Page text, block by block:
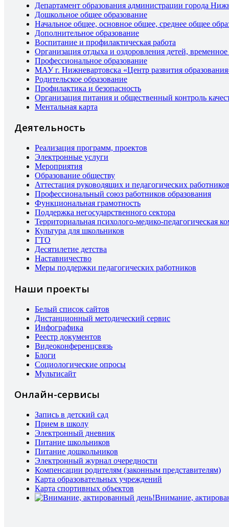
Департамент образования администрации города
Дошкольное общее образование
Начальное общее, основное общее, среднее общее
Дополнительное образование
Воспитание и профилактическая работа
Организация отдыха и оздоровления детей,
Профессиональное образование
МАУ г. Нижневартовска «Центр развития
Родительское образование
Профилактика и безопасность
Организация питания и общественный контроль
Ментальная карта
Деятельность
Реализация программ, проектов
Электронные услуги
Мероприятия
Образование обществу
Аттестация руководящих и педагогических работников
Профессиональный союз работников образования
Функциональная грамотность
Поддержка негосударственного сектора
Территориальная психолого-медико-педагогическая
Культура для школьников
ГТО
Десятилетие детства
Наставничество
Меры поддержки педагогических работников
Наши проекты
Белый список сайтов
Дистанционный методический сервис
Инфографика
Реестр документов
Видеоконференцсвязь
Блоги
Социологические опросы
Мультисайт
Онлайн-сервисы
Запись в детский сад
Прием в школу
Электронный дневник
Питание школьников
Питание дошкольников
Электронный журнал очередности
Компенсации родителям (законным представителям)
Карта образовательных учреждений
Карта спортивных объектов
Внимание,